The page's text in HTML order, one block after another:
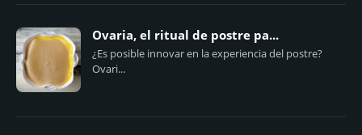
Ovaria, el ritual de postre pa...
¿Es posible innovar en la experiencia del postre?
Ovari...